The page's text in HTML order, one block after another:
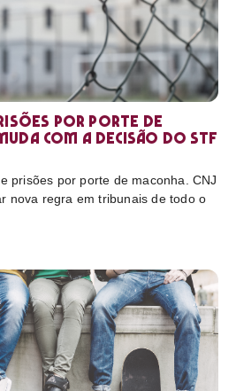
por porte de
com a decisão do STF
prisões por porte de maconha. CNJ
nova regra em tribunais de todo o